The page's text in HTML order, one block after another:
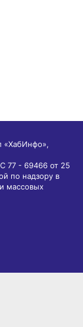
«ХабИнфо»,
77 - 69466 от 25
по надзору в
массовых